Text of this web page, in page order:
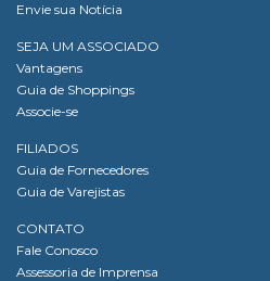
Envie sua Notícia
SEJA UM ASSOCIADO
Vantagens
Guia de Shoppings
Associe-se
FILIADOS
Guia de Fornecedores
Guia de Varejistas
CONTATO
Fale Conosco
Assessoria de Imprensa